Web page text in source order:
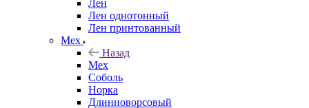
Лен
Лен однотонный
Лен принтованный
Мех
Назад
Мех
Соболь
Норка
Длинноворсовый